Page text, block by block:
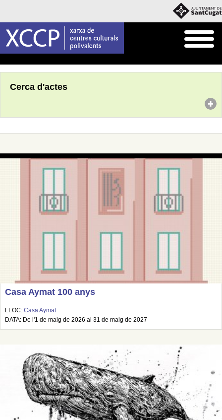
Cerca d'actes
Casa Aymat 100 anys
LLOC: Casa Aymat
DATA: De l'1 de maig de 2026 al 31 de maig de 2027